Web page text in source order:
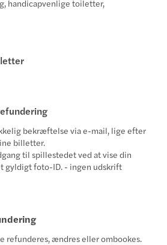
handicapvenlige toiletter,
bekræftelse via e-mail, lige efter
billetter.
til spillestedet ved at vise din
gyldigt foto-ID. - ingen udskrift
refunderes, ændres eller ombookes.